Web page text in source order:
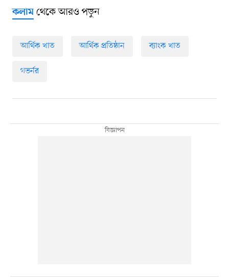
কলামথেকে আরও পড়ুন
আর্থিক খাত আর্থিক প্রতিষ্ঠান ব্যাংক খাত
গভর্নর